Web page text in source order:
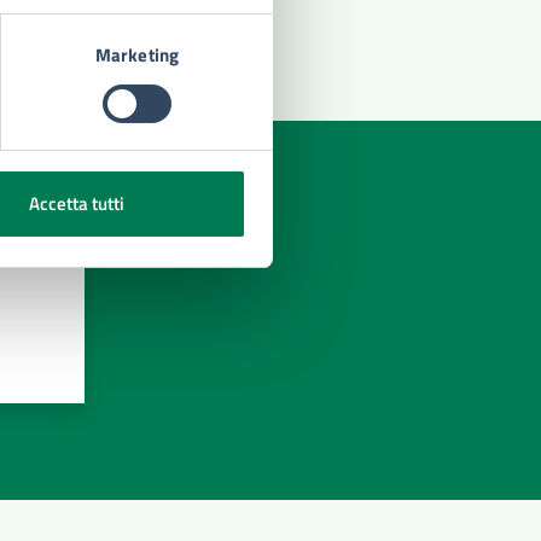
Marketing
Accetta tutti